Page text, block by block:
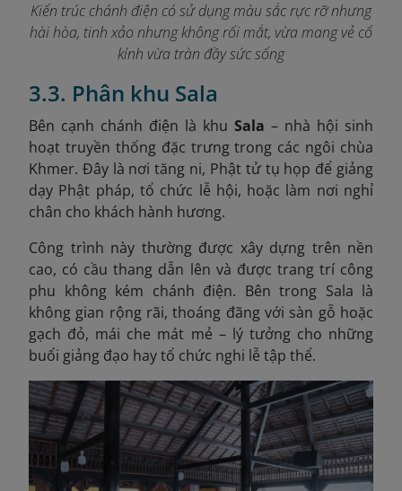
Kiến trúc chánh điện có sử dụng màu sắc rực rỡ nhưng
hài hòa, tinh xảo nhưng không rối mắt, vừa mang vẻ cổ
kính vừa tràn đầy sức sống
3.3. Phân khu Sala
Bên cạnh chánh điện là khu Sala – nhà hội sinh
hoạt truyền thống đặc trưng trong các ngôi chùa
Khmer. Đây là nơi tăng ni, Phật tử tụ họp để giảng
dạy Phật pháp, tổ chức lễ hội, hoặc làm nơi nghỉ
chân cho khách hành hương.
Công trình này thường được xây dựng trên nền
cao, có cầu thang dẫn lên và được trang trí công
phu không kém chánh điện. Bên trong Sala là
không gian rộng rãi, thoáng đãng với sàn gỗ hoặc
gạch đỏ, mái che mát mẻ – lý tưởng cho những
buổi giảng đạo hay tổ chức nghi lễ tập thể.